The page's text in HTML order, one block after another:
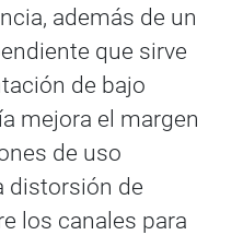
además de un
que sirve
de bajo
mejora el margen
de uso
distorsión de
los canales para